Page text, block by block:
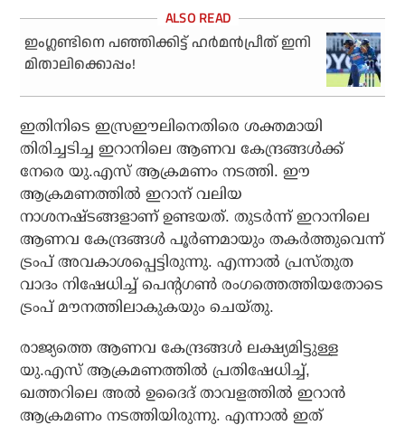
ഇംഗ്ലണ്ടിനെ പഞ്ഞിക്കിട്ട് ഹര്‍മന്‍പ്രീത് ഇനി
മിതാലിക്കൊപ്പം!
ഇതിനിടെ ഇസ്രഈലിനെതിരെ ശക്തമായി
തിരിച്ചടിച്ച ഇറാനിലെ ആണവ കേന്ദ്രങ്ങള്‍ക്ക്
നേരെ യു.എസ് ആക്രമണം നടത്തി. ഈ
ആക്രമണത്തില്‍ ഇറാന് വലിയ
നാശനഷ്ടങ്ങളാണ് ഉണ്ടയത്. തുടര്‍ന്ന് ഇറാനിലെ
ആണവ കേന്ദ്രങ്ങള്‍ പൂര്‍ണമായും തകര്‍ത്തുവെന്ന്
ട്രംപ് അവകാശപ്പെട്ടിരുന്നു. എന്നാല്‍ പ്രസ്തുത
വാദം നിഷേധിച്ച് പെന്റഗണ്‍ രംഗത്തെത്തിയതോടെ
ട്രംപ് മൗനത്തിലാകുകയും ചെയ്തു.
രാജ്യത്തെ ആണവ കേന്ദ്രങ്ങള്‍ ലക്ഷ്യമിട്ടുള്ള
യു.എസ് ആക്രമണത്തില്‍ പ്രതിഷേധിച്ച്,
ഖത്തറിലെ അല്‍ ഉദൈദ് താവളത്തില്‍ ഇറാന്‍
ആക്രമണം നടത്തിയിരുന്നു. എന്നാല്‍ ഇത്